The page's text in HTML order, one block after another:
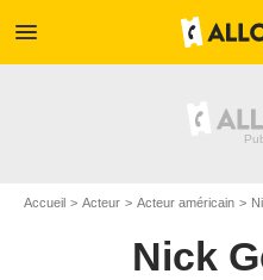
menu
Accueil Acteur Acteur américain
Nick